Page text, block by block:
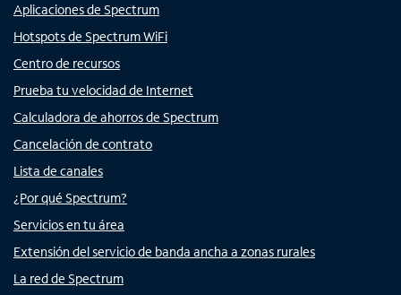
Aplicaciones de Spectrum
Hotspots de Spectrum WiFi
Centro de recursos
Prueba tu velocidad de Internet
Calculadora de ahorros de Spectrum
Cancelación de contrato
Lista de canales
¿Por qué Spectrum?
Servicios en tu área
Extensión del servicio de banda ancha a zonas rurales
La red de Spectrum